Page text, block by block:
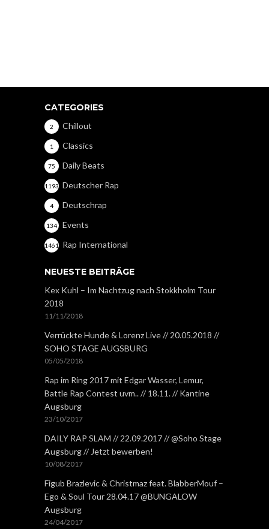
CATEGORIES
Chillout
2
Classics
1
Daily Beats
75
Deutscher Rap
1193
Deutschrap
4
Events
134
Rap International
1461
NEUESTE BEITRÄGE
Kex Kuhl – Im Nachtzug nach Stokkholm Tour
2018
11/11/2018
Verrückte Hunde & Lorenz Live // 20.05.2018 //
SOHO STAGE AUGSBURG
05/05/2018
Rap im Ring 2017 mit Edgar Wasser, Lemur,
Battle Rap Contest uvm.. // 18.11. // Kantine
Augsburg
23/10/2017
DAILY RAP SLAM // 22.09.2017 // @Soho Stage
Augsburg // Jetzt bewerben!
10/08/2017
Figub Brazlevic & Christmaz feat. BlabberMouf –
Ego & Soul Tour 28.04.17 @BUNGALOW
Augsburg
24/04/2017